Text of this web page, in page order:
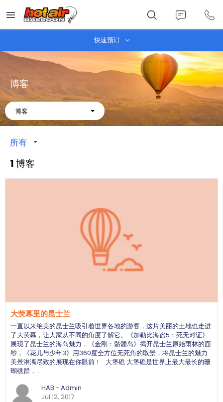
main
content
快速预订
博客
About
博客
所有
1 博客
大荧幕里的昆士兰
一直以来绝美的昆士兰吸引着世界各地的游客，这片美丽的土地也走进
了大荧幕，让大家从不同的角度了解它。《加勒比海盗5：死无对证》
展现了昆士兰的海岛魅力，《金刚：骷髅岛》揭开昆士兰原始雨林的面
纱，《花儿与少年3》用360度全方位无死角的取景，将昆士兰的魅力
美景淋漓尽致的展现在你眼前！ 大堡礁 大堡礁是世界上最大最长的珊
瑚礁群，…
HAB - Admin
Jul 12, 2017